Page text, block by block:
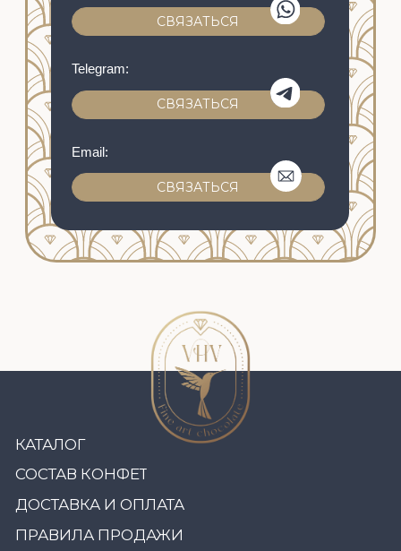
КОНТАКТЫ
Предоставленные на сайте цены, внешний
вид товара, его наличие и характеристики
имеют информационный характер, а также
© 2021-2026 Все права защищены
ИП Сорокина Валерия Викторовна
ИНН 780229807860
Во всех социальных сетях:
@VHV.ARTCHOCOLAT
Политика обработки персональных данных